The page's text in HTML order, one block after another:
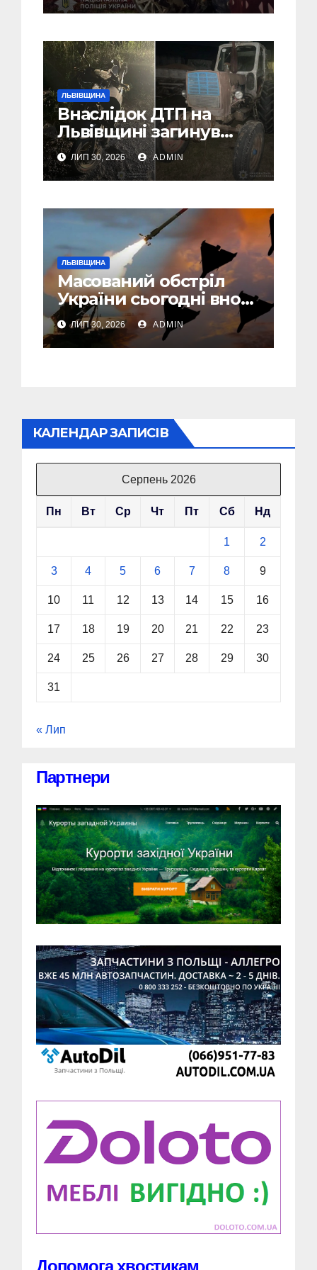
ЛЬВІВЩИНА
Внаслідок ДТП на
Львівщині загинув
малолітній водій
скутера, а
неповнолітній
ЛИП 30, 2026 ADMIN
ЛЬВІВЩИНА
Масований обстріл
України сьогодні вночі:
У Львові пошкоджені
дві багатоповерхівки
ЛИП 30, 2026 ADMIN
КАЛЕНДАР ЗАПИСІВ
Серпень 2026
Пн Вт Ср Чт Пт Сб Нд
1 2
3 4 5 6 7 8 9
10 11 12 13 14 15 16
17 18 19 20 21 22 23
24 25 26 27 28 29 30
31
« Лип
Партнери